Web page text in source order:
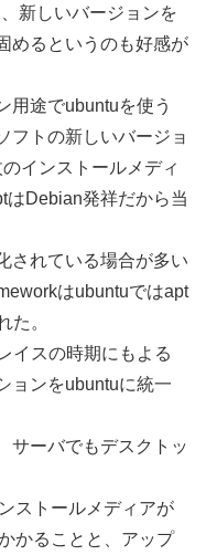
新しいバージョンを
めるというのも好感が
用途でubuntuを使う
フトの新しいバージョ
インストールメディ
はDebian発祥だから当
されている場合が多い
はubuntuではapt
た。
イスの時期にもよる
ョンをubuntuに統一
サーバでもデスクトッ
ストールメディアが
かることと、アップ